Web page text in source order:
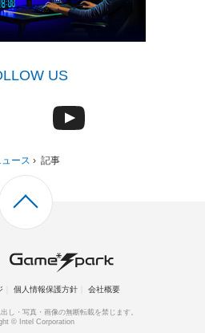
US
ース › 記事
個人情報保護方針 会社概要
し・写真・画像の無断転載を禁じます。
© Intel Corporation